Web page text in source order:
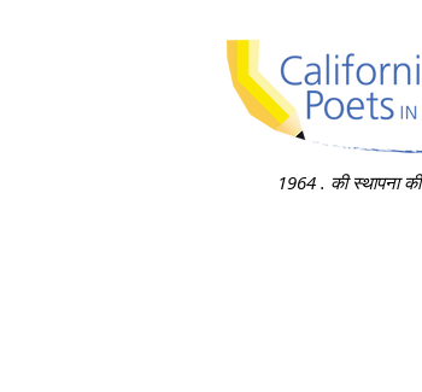
1964 . की स्थापना की